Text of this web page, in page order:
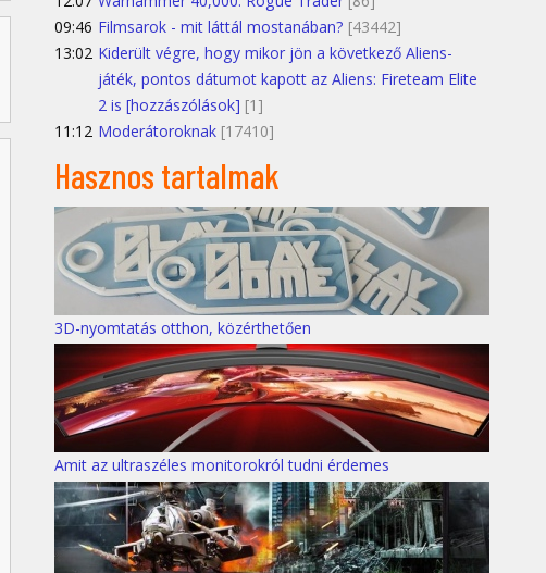
09:46 Filmsarok - mit láttál mostanában? [43442]
13:02 Kiderült végre, hogy mikor jön a következő Aliens-
játék, pontos dátumot kapott az Aliens: Fireteam Elite
2 is [hozzászólások] [1]
11:12 Moderátoroknak [17410]
Hasznos tartalmak
3D-nyomtatás otthon, közérthetően
Amit az ultraszéles monitorokról tudni érdemes